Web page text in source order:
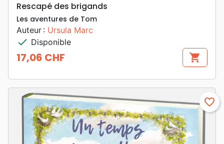
Rescapé des brigands
Les aventures de Tom
Auteur : Ursula Marc
check Disponible
Prix
17,06 CHF shopping_cart
favorite_border